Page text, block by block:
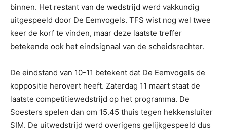
binnen. Het restant van de wedstrijd werd vakkundig
uitgespeeld door De Eemvogels. TFS wist nog wel twee
keer de korf te vinden, maar deze laatste treffer
betekende ook het eindsignaal van de scheidsrechter.
De eindstand van 10-11 betekent dat De Eemvogels de
koppositie herovert heeft. Zaterdag 11 maart staat de
laatste competitiewedstrijd op het programma. De
Soesters spelen dan om 15.45 thuis tegen hekkensluiter
SIM. De uitwedstrijd werd overigens gelijkgespeeld dus